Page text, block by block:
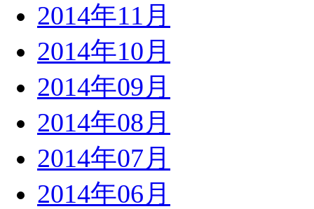
2014年11月
2014年10月
2014年09月
2014年08月
2014年07月
2014年06月